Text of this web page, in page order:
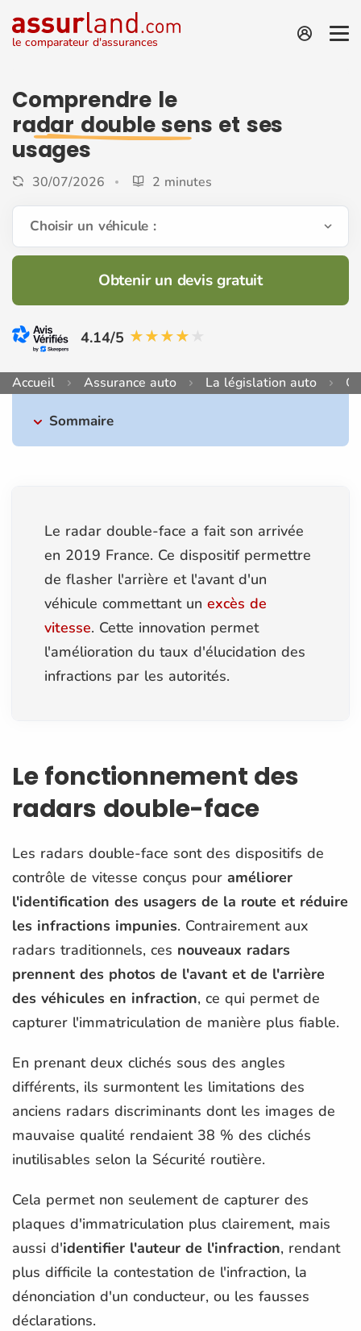
le comparateur d'assurances
Comprendre le
radar double sens et ses
usages
30/07/2026 2 minutes
Choisir un véhicule :
Obtenir un devis gratuit
4.14/5
Accueil Assurance auto La législation auto
Sommaire
Le radar double-face a fait son arrivée
en 2019 France. Ce dispositif permettre
de flasher l'arrière et l'avant d'un
véhicule commettant un excès de
vitesse. Cette innovation permet
l'amélioration du taux d'élucidation des
infractions par les autorités.
Le fonctionnement des
radars double-face
Les radars double-face sont des dispositifs de
contrôle de vitesse conçus pour améliorer
l'identification des usagers de la route et réduire
les infractions impunies. Contrairement aux
radars traditionnels, ces nouveaux radars
prennent des photos de l'avant et de l'arrière
des véhicules en infraction, ce qui permet de
capturer l'immatriculation de manière plus fiable.
En prenant deux clichés sous des angles
différents, ils surmontent les limitations des
anciens radars discriminants dont les images de
mauvaise qualité rendaient 38 % des clichés
inutilisables selon la Sécurité routière.
Cela permet non seulement de capturer des
plaques d'immatriculation plus clairement, mais
aussi d'identifier l'auteur de l'infraction, rendant
plus difficile la contestation de l'infraction, la
dénonciation d'un conducteur, ou les fausses
déclarations.